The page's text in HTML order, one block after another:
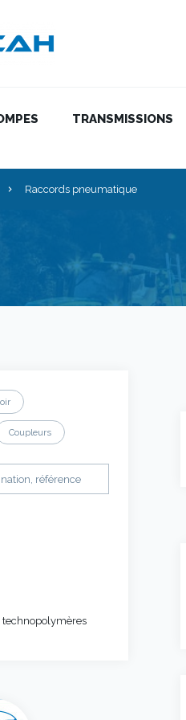
TRANSMISSIONS
Raccords pneumatique
Coupleurs
technopolymères